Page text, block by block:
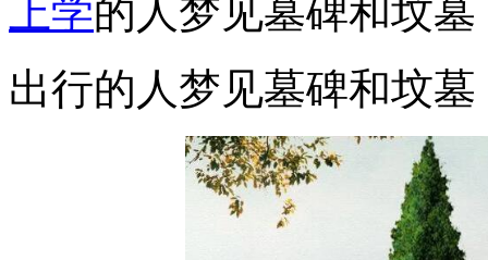
上学的人梦见墓碑和坟
出行的人梦见墓碑和坟